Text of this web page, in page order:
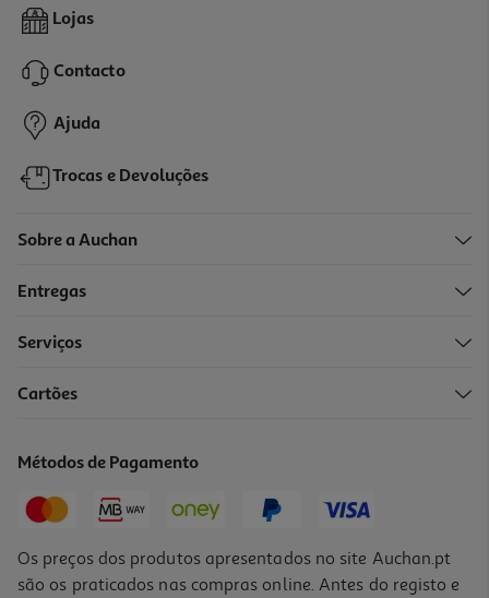
Vinho Branco Ribafreixo Alentejo Antão Vaz 0.75l
10,49 €
Lojas
Contacto
Ajuda
Trocas e Devoluções
Sobre a Auchan
Entregas
Serviços
Cartões
Métodos de Pagamento
Os preços dos produtos apresentados no site Auchan.pt
são os praticados nas compras online. Antes do registo e